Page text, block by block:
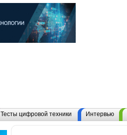
Тесты цифровой техники Интервью